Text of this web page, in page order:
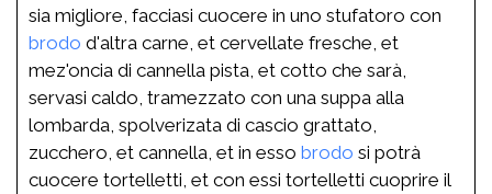
sia migliore, facciasi cuocere in uno stufatoro con
brodo d'altra carne, et cervellate fresche, et
mez'oncia di cannella pista, et cotto che sarà,
servasi caldo, tramezzato con una suppa alla
lombarda, spolverizata di cascio grattato,
zucchero, et cannella, et in esso brodo si potrà
cuocere tortelletti, et con essi tortelletti cuoprire il